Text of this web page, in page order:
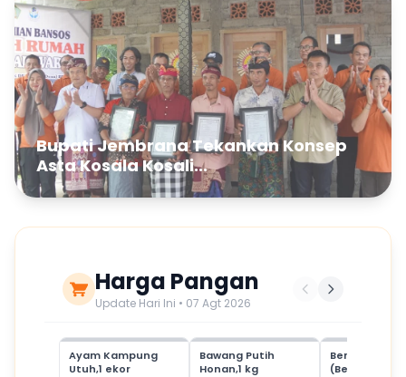
Bupati Jembrana Tekankan Konsep
Asta Kosala Kosali...
Harga Pangan
Update Hari Ini • 07 Agt 2026
Ayam Kampung
Utuh,1 ekor
Bawang Putih
Honan,1 kg
Beras
(Beras SPHP)